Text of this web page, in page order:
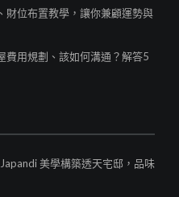
財位布置教學，讓你兼顧運勢與
費用規劃、該如何溝通？解答5
美學構築透天宅邸，品味